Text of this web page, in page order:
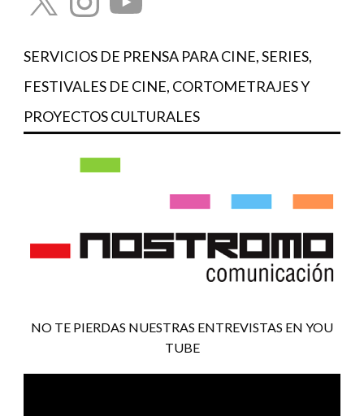
SERVICIOS DE PRENSA PARA CINE, SERIES,
FESTIVALES DE CINE, CORTOMETRAJES Y
PROYECTOS CULTURALES
NO TE PIERDAS NUESTRAS ENTREVISTAS EN YOU
TUBE